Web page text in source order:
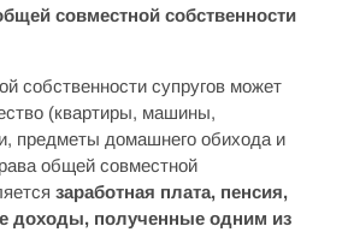
совместной собственности
собственности супругов может
(квартиры, машины,
предметы домашнего обихода и
общей совместной
заработная плата, пенсия,
доходы, полученные одним из